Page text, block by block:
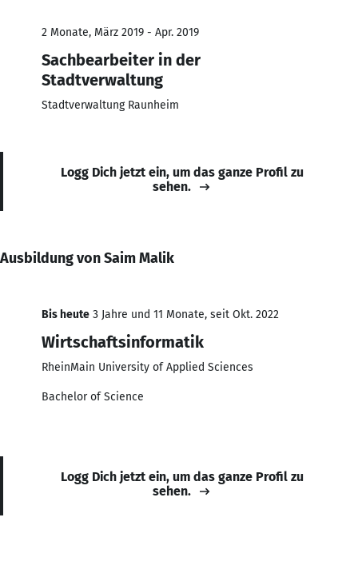
2 Monate, März 2019 - Apr. 2019
Sachbearbeiter in der
Stadtverwaltung
Stadtverwaltung Raunheim
Logg Dich jetzt ein, um das ganze Profil zu
sehen.
Ausbildung von Saim Malik
Bis heute 3 Jahre und 11 Monate, seit Okt. 2022
Wirtschaftsinformatik
RheinMain University of Applied Sciences
Bachelor of Science
Logg Dich jetzt ein, um das ganze Profil zu
sehen.